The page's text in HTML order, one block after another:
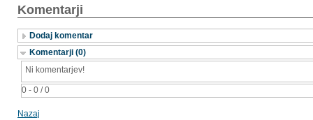
Komentarji
Dodaj komentar
Komentarji (0)
0 - 0 / 0
Ni komentarjev!
Nazaj